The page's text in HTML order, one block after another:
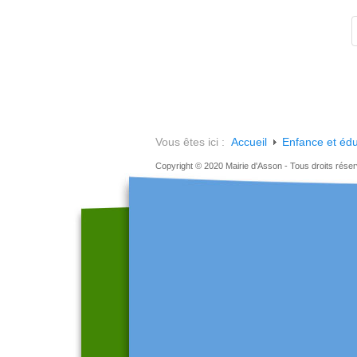
Vous êtes ici : Accueil Enfance et
Copyright © 2020 Mairie d'Asson - Tous droits